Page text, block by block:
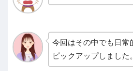
今回はその中でも日常
ピックアップしました。